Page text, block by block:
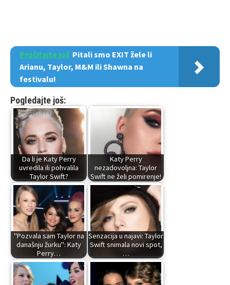
Pročitajte još Pitali smo EXIT žele li
Arianu, Taylor, M&M ili Shawna na
festivalu!
Pogledajte još:
Da li je Katy Perry
uvredila ili pohvalila
Taylor Swift?
Katy Perry
nezadovoljna: Taylor
Swift ne želi pomirenje!
"Pozvala sam Taylor na
današnju žurku": Katy
Perry…
Senzacija u najavi: Taylor
Swift snimala novi spot,
…